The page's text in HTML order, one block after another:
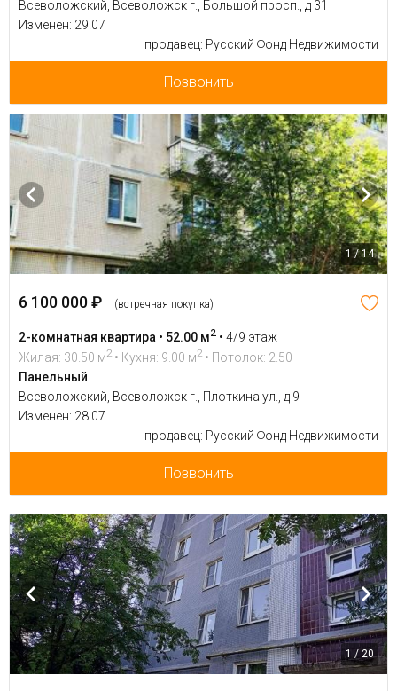
Всеволожский, Всеволожск г., Большой просп., д 31
Изменен: 29.07
продавец: Русский Фонд Недвижимости
Позвонить
1 / 14
6 100 000 ₽ (встречная покупка)
2-комнатная квартира • 52.00 м2 • 4/9 этаж
Жилая: 30.50 м2 • Кухня: 9.00 м2 • Потолок: 2.50
Панельный
Всеволожский, Всеволожск г., Плоткина ул., д 9
Изменен: 28.07
продавец: Русский Фонд Недвижимости
Позвонить
1 / 20